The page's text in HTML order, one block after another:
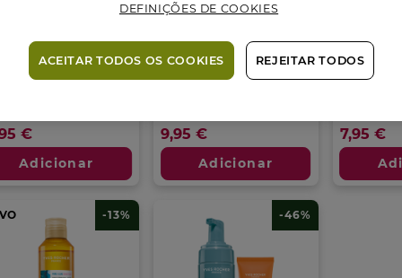
150 ml
€
Adicionar
Pure Algue
Frasco 200
5.0 (1)
5
estrelas.
1
análise
9,95 €
Adicionar
Micelar...
Frasco
em
5
estrelas.
7,95 €
-13% -46%
DEFINIÇÕES DE COOKIES
REJEITAR TODOS
ACEITAR TODOS OS COOKIES